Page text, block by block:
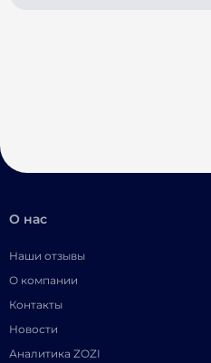
О нас
Наши отзывы
О компании
Контакты
Новости
Аналитика ZOZI